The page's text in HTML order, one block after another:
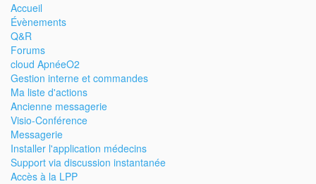
Accueil
Évènements
Q&R
Forums
cloud ApnéeO2
Gestion interne et commandes
Ma liste d'actions
Ancienne messagerie
Visio-Conférence
Messagerie
Installer l'application médecins
Support via discussion instantanée
Accès à la LPP